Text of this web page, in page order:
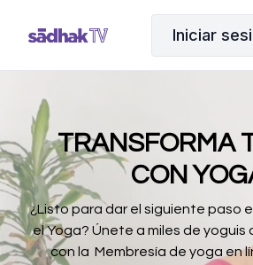
Iniciar
TRANSFORMA
CON
¿Listo para dar el siguiente paso
el Yoga? Únete a miles de yoguis
con la Membresía de yoga en